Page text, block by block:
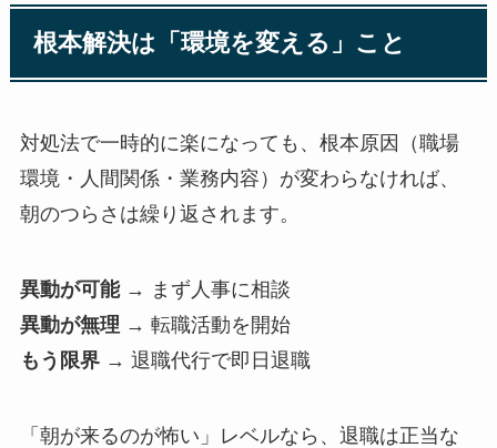
根本解決は「環境を変える」こと
対処法で一時的に楽になっても、根本原因（職場
環境・人間関係・業務内容）が変わらなければ、
朝のつらさは繰り返されます。
異動が可能→ まず人事に相談
異動が無理 → 転職活動を開始
もう限界→ 退職代行で即日退職
「朝が来るのが怖い」レベルなら、退職は正当な